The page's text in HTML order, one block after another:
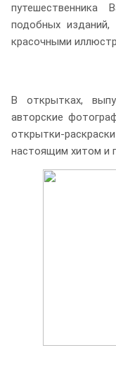
подобных изданий,
красочными
В открытках,
авторские
открытки-
настоящим хитом и